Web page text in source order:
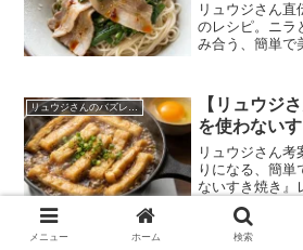
リュウジさん直
のレシピ。ニラ
み合う、簡単で
リュウジさんのバズレシピ
【リュウジ
を使わない
リュウジさん考
りになる、簡単
ないすき焼き』
ゆで手軽に本格
メニュー ホーム 検索